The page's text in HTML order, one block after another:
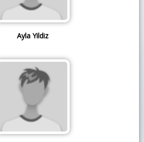
Ayla Yildiz